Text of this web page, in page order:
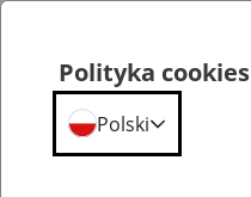
Polityka cookies
Polski